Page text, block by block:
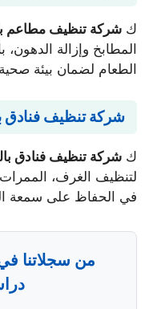
ك شركة تنظيف مطاعم
المطابخ وإزالة
الطعام لضمان بيئة
شركة تنظيف فنادق
ك شركة تنظيف فنادق
لتنظيف الغرف،
في الحفاظ على سمعة
من سجلاتنا